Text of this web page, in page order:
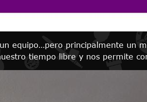
equipo…pero principalmente un
tiempo libre y nos permite